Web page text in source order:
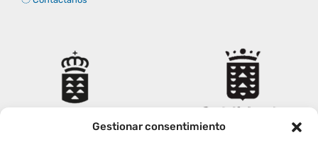
Gestionar consentimiento
Derechos y deberes
Representantes